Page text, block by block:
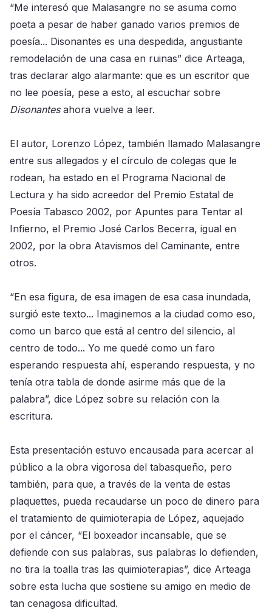
“Me interesó que Malasangre no se asuma como
poeta a pesar de haber ganado varios premios de
poesía... Disonantes es una despedida, angustiante
remodelación de una casa en ruinas” dice Arteaga,
tras declarar algo alarmante: que es un escritor que
no lee poesía, pese a esto, al escuchar sobre
Disonantes ahora vuelve a leer.
El autor, Lorenzo López, también llamado Malasangre
entre sus allegados y el círculo de colegas que le
rodean, ha estado en el Programa Nacional de
Lectura y ha sido acreedor del Premio Estatal de
Poesía Tabasco 2002, por Apuntes para Tentar al
Infierno, el Premio José Carlos Becerra, igual en
2002, por la obra Atavismos del Caminante, entre
otros.
“En esa figura, de esa imagen de esa casa inundada,
surgió este texto... Imaginemos a la ciudad como eso,
como un barco que está al centro del silencio, al
centro de todo... Yo me quedé como un faro
esperando respuesta ahí, esperando respuesta, y no
tenía otra tabla de donde asirme más que de la
palabra”, dice López sobre su relación con la
escritura.
Esta presentación estuvo encausada para acercar al
público a la obra vigorosa del tabasqueño, pero
también, para que, a través de la venta de estas
plaquettes, pueda recaudarse un poco de dinero para
el tratamiento de quimioterapia de López, aquejado
por el cáncer, “El boxeador incansable, que se
defiende con sus palabras, sus palabras lo defienden,
no tira la toalla tras las quimioterapias”, dice Arteaga
sobre esta lucha que sostiene su amigo en medio de
tan cenagosa dificultad.